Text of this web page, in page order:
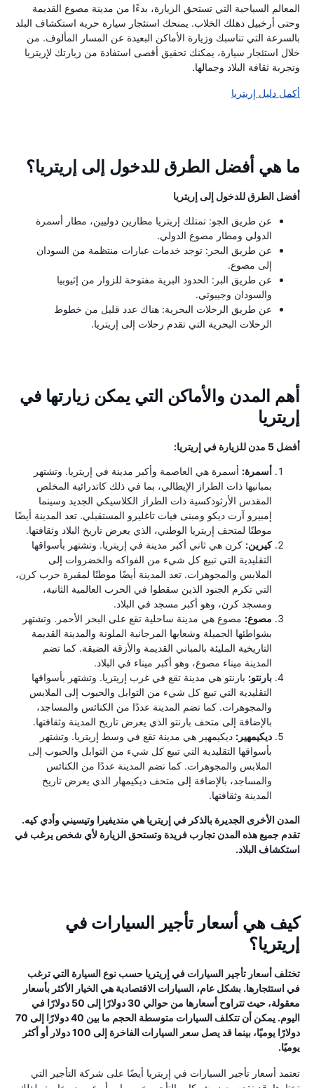
المعالم السياحية التي تستحق الزيارة، بدءًا من مدينة مصوع القديمة
وحتى أرخبيل دهلك الخلاب. يمنحك استئجار سيارة حرية استكشاف البلد
بالسرعة التي تناسبك وزيارة الأماكن البعيدة عن المسار المألوف. من
خلال استئجار سيارة، يمكنك تحقيق أقصى استفادة من زيارتك لإريتريا
وتجربة ثقافة البلاد وجمالها.
أكمل دليل إريتريا
ما هي أفضل الطرق للدخول إلى إريتريا؟
أفضل الطرق للدخول إلى إريتريا
عن طريق الجو: تمتلك إريتريا مطارين دوليين، مطار أسمرة
الدولي ومطار مصوع الدولي.
عن طريق البحر: توجد خدمات عبارات منتظمة من السودان
إلى مصوع.
عن طريق البر: الحدود البرية مفتوحة للزوار من إثيوبيا
والسودان وجيبوتي.
عن طريق الرحلات البحرية: هناك عدد قليل من خطوط
الرحلات البحرية التي تقدم رحلات إلى إريتريا.
أهم المدن والأماكن التي يمكن زيارتها في
إريتريا
أفضل 5 مدن للزيارة في إريتريا:
أسمرة: أسمرة هي العاصمة وأكبر مدينة في إريتريا. وتشتهر
بمبانيها ذات الطراز الإيطالي، بما في ذلك كاتدرائية المخلص
المقدس الأرثوذكسية ذات الطراز الكلاسيكي الجديد وسينما
إمبيرو آرت ديكو ومبنى فيات تاغليرو المستقبلي. تعد المدينة أيضًا
موطنًا لمتحف إريتريا الوطني، الذي يعرض تاريخ البلاد وثقافتها.
كيرين: كرن هي ثاني أكبر مدينة في إريتريا. وتشتهر بأسواقها
التقليدية التي تبيع كل شيء من الفواكه والخضروات إلى
الملابس والمجوهرات. تعد المدينة أيضًا موطنًا لمقبرة حرب كرن،
التي تكرم الجنود الذين سقطوا في الحرب العالمية الثانية،
ومسجد كرن، وهو أكبر مسجد في البلاد.
مصوع: مصوع هي مدينة ساحلية تقع على البحر الأحمر. وتشتهر
بشواطئها الجميلة وشعابها المرجانية الملونة والمدينة القديمة
التاريخية المليئة بالمباني القديمة والأزقة الضيقة. كما تضم ​​
المدينة ميناء مصوع، وهو أكبر ميناء في البلاد.
بارنتو: بارنتو هي مدينة تقع في غرب إريتريا. وتشتهر بأسواقها
التقليدية التي تبيع كل شيء من التوابل والحبوب إلى الملابس
والمجوهرات. كما تضم ​​المدينة عددًا من الكنائس والمساجد،
بالإضافة إلى متحف بارنتو الذي يعرض تاريخ المدينة وثقافتها.
ديكيمهير: ديكيمهير هي مدينة تقع في وسط إريتريا. وتشتهر
بأسواقها التقليدية التي تبيع كل شيء من التوابل والحبوب إلى
الملابس والمجوهرات. كما تضم ​​المدينة عددًا من الكنائس
والمساجد، بالإضافة إلى متحف ديكيمهار الذي يعرض تاريخ
المدينة وثقافتها.
المدن الأخرى الجديرة بالذكر في إريتريا هي منديفيرا وتيسيني وأدي كيه.
تقدم جميع هذه المدن تجارب فريدة وتستحق الزيارة لأي شخص يرغب في
استكشاف البلاد.
كيف هي أسعار تأجير السيارات في
إريتريا؟
تختلف أسعار تأجير السيارات في إريتريا حسب نوع السيارة التي ترغب
في استئجارها. بشكل عام، السيارات الاقتصادية هي الخيار الأكثر بأسعار
معقولة، حيث تتراوح أسعارها من حوالي 30 دولارًا إلى 50 دولارًا في
اليوم. يمكن أن تتكلف السيارات متوسطة الحجم ما بين 40 دولارًا إلى 70
دولارًا يوميًا، بينما قد يصل سعر السيارات الفاخرة إلى 100 دولار أو أكثر
يوميًا.
تعتمد أسعار تأجير السيارات في إريتريا أيضًا على شركة التأجير التي